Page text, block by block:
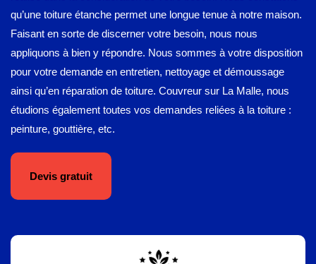
qu’une toiture étanche permet une longue tenue à notre maison.
Faisant en sorte de discerner votre besoin, nous nous
appliquons à bien y répondre. Nous sommes à votre disposition
pour votre demande en entretien, nettoyage et démoussage
ainsi qu’en réparation de toiture. Couvreur sur La Malle, nous
étudions également toutes vos demandes reliées à la toiture :
peinture, gouttière, etc.
Devis gratuit